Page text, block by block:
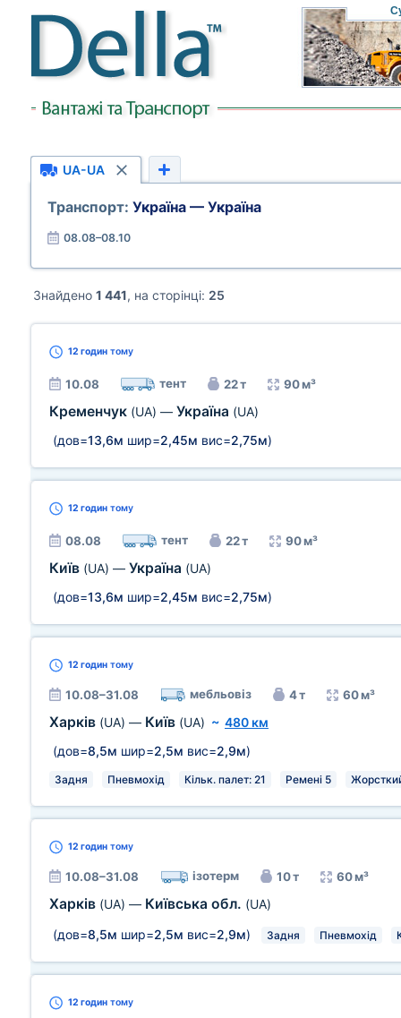
UA-UA
Транспорт: Україна — Україна
08.08–08.10
Знайдено 1 441, на сторінці: 25
12 годин тому
10.08 тент 22 т 90 м³
Кременчук (UA) — Україна (UA)
(дов=13,6м шир=2,45м вис=2,75м)
12 годин тому
08.08 тент 22 т 90 м³
Київ (UA) — Україна (UA)
(дов=13,6м шир=2,45м вис=2,75м)
12 годин тому
10.08–31.08 мебльовіз 4 т 60 м³
Харків (UA) — Київ (UA) ~ 480 км
(дов=8,5м шир=2,5м вис=2,9м)
Задня Пневмохід Кільк. палет: 21 Ремені 5
12 годин тому
10.08–31.08 ізотерм 10 т 60 м³
Харків (UA) — Київська обл. (UA)
(дов=8,5м шир=2,5м вис=2,9м) Задня Пневмохід
12 годин тому